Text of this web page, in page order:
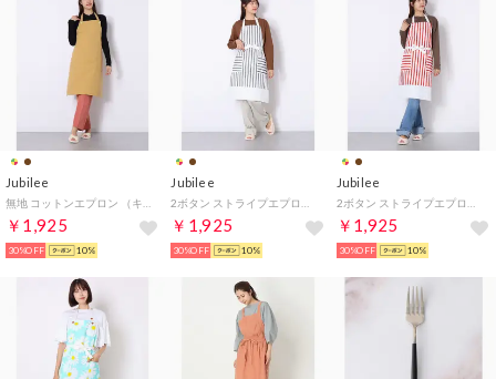
Jubilee
￥1,925
30%OFF 10%
Jubilee
￥1,925
30%OFF 10%
Jubilee
￥1,925
30%OFF 10%